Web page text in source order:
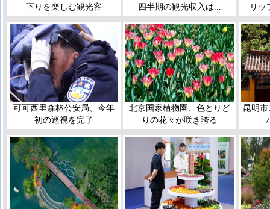
下りを楽しむ観光客
四半期の観光収入は...
リッ
可可西里森林公安局、今年
初の巡視を完了
北京国家植物園、色とりど
りの花々が咲き誇る
昆明